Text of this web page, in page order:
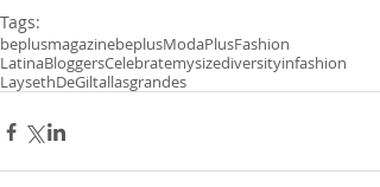
Tags:
beplusmagazinebeplusModaPlusFashion
LatinaBloggersCelebratemysizediversityinfashion
LaysethDeGiltallasgrandes